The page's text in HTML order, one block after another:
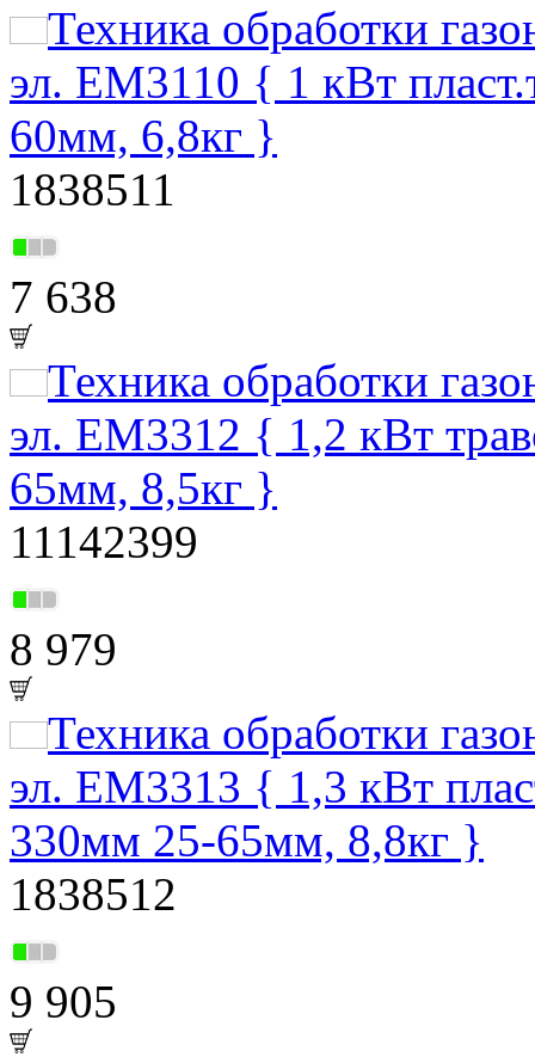
Техника обработки
эл. EM3110 { 1 кВт
60мм, 6,8кг }
1838511
7 638
Техника обработки
эл. EM3312 { 1,2 кВт
65мм, 8,5кг }
11142399
8 979
Техника обработки
эл. EM3313 { 1,3 кВт
330мм 25-65мм, 8,8кг }
1838512
9 905